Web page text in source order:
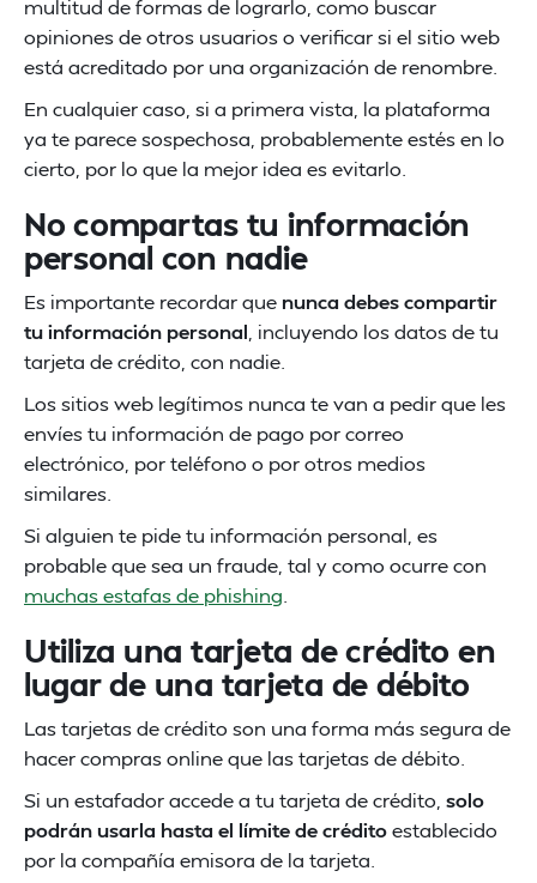
multitud de formas de lograrlo, como buscar
opiniones de otros usuarios o verificar si el sitio web
está acreditado por una organización de renombre.
En cualquier caso, si a primera vista, la plataforma
ya te parece sospechosa, probablemente estés en lo
cierto, por lo que la mejor idea es evitarlo.
No compartas tu información
personal con nadie
Es importante recordar que nunca debes compartir
tu información personal , incluyendo los datos de tu
tarjeta de crédito, con nadie.
Los sitios web legítimos nunca te van a pedir que les
envíes tu información de pago por correo
electrónico, por teléfono o por otros medios
similares.
Si alguien te pide tu información personal, es
probable que sea un fraude, tal y como ocurre con
muchas estafas de phishing
Utiliza una tarjeta de crédito en
lugar de una tarjeta de débito
Las tarjetas de crédito son una forma más segura de
hacer compras online que las tarjetas de débito.
Si un estafador accede a tu tarjeta de crédito, solo
podrán usarla hasta el límite de créditoestablecido
por la compañía emisora de la tarjeta.